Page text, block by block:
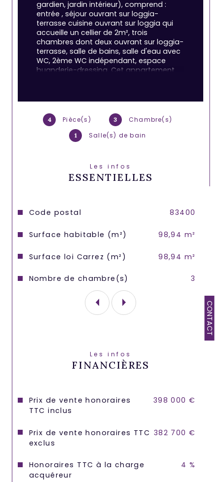
CONTACT
4 Pièce(s) 3 Chambre(s)
1 Salle(s) de bain
Les infos
ESSENTIELLES
Caractéristiques Valeurs
Code postal 83400
Surface habitable (m²) 98,94 m²
Surface loi Carrez (m²) 98,94 m²
Nombre de chambre(s) 3
gardien, jardin intérieur), comprend :
entrée , séjour ouvrant sur loggia-
terrasse cuisine ouvrant sur loggia qui
accueille un cellier de 2m², trois
chambres dont deux ouvrant sur loggia-
terrasse, salle de bains, salle d'eau avec
WC, 2ème WC indépendant, espace
buanderie-dressing. Cet appartement
Une place de stationnement en sous sol
et un local vélo commun complètent
annuel de la chaudière individuelle au
Les infos
FINANCIÈRES
Prix de vente honoraires
TTC inclus
398 000 €
Prix de vente honoraires TTC
exclus
382 700 €
Honoraires TTC à la charge
acquéreur
4 %